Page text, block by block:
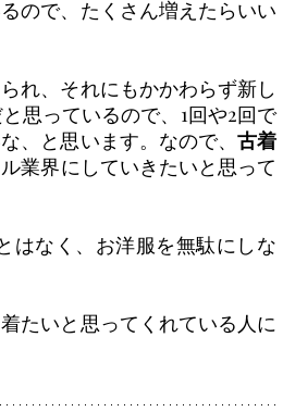
ので、たくさん増えたらいい
れ、それにもかかわらず新し
思っているので、1回や2回で
、と思います。なので、 古着
業界にしていきたいと思って
はなく、お洋服を無駄にしな
たいと思ってくれている人に